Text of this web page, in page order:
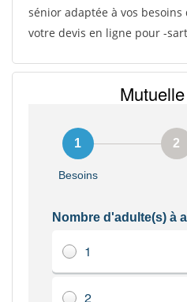
sénior adaptée à vos
votre devis en ligne pour -